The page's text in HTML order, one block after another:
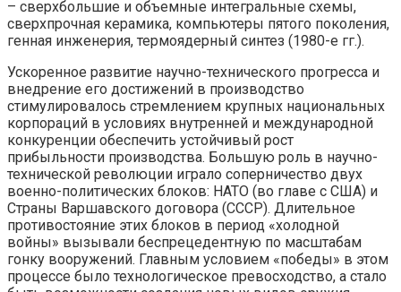
– сверхбольшие и объемные интегральные схемы,
сверхпрочная керамика, компьютеры пятого поколения,
генная инженерия, термоядерный синтез (1980-е гг.).
Ускоренное развитие научно-технического прогресса и
внедрение его достижений в производство
стимулировалось стремлением крупных национальных
корпораций в условиях внутренней и международной
конкуренции обеспечить устойчивый рост
прибыльности производства. Большую роль в научно-
технической революции играло соперничество двух
военно-политических блоков: НАТО (во главе с США) и
Страны Варшавского договора (СССР). Длительное
противостояние этих блоков в период «холодной
войны» вызывали беспрецедентную по масштабам
гонку вооружений. Главным условием «победы» в этом
процессе было технологическое превосходство, а стало